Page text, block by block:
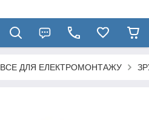
ВСЕ ДЛЯ ЕЛЕКТРОМОНТАЖУ